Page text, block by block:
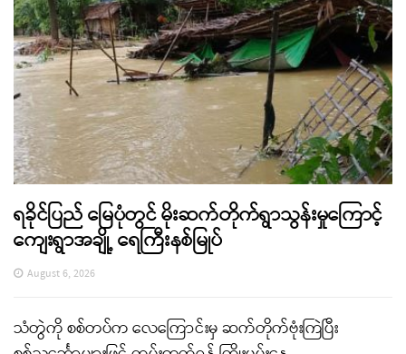
ရခိုင်ပြည် မြေပုံတွင် မိုးဆက်တိုက်ရွာသွန်းမှုကြောင့်
ကျေးရွာအချို့ ရေကြီးနစ်မြုပ်
August 6, 2026
သံတွဲကို စစ်တပ်က လေကြောင်းမှ ဆက်တိုက်ဗုံးကြဲပြီး